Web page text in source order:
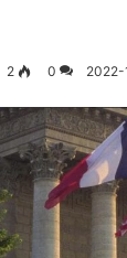
0
2